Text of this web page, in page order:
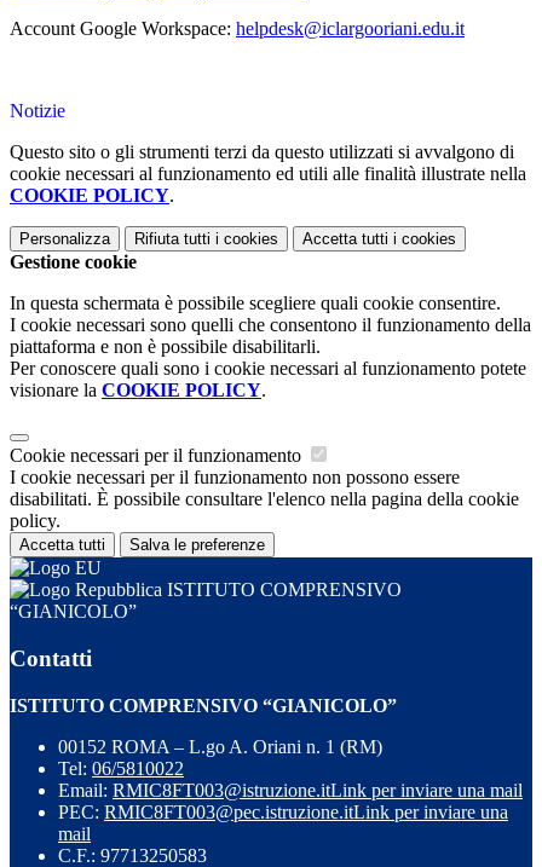
Account Google Workspace: helpdesk@iclargooriani.edu.it
Notizie
Questo sito o gli strumenti terzi da questo utilizzati si avvalgono di
cookie necessari al funzionamento ed utili alle finalità illustrate nella
COOKIE POLICY.
Personalizza Rifiuta tutti i cookies Accetta tutti i cookies
Gestione cookie
In questa schermata è possibile scegliere quali cookie consentire.
I cookie necessari sono quelli che consentono il funzionamento della
piattaforma e non è possibile disabilitarli.
Per conoscere quali sono i cookie necessari al funzionamento potete
visionare la COOKIE POLICY.
Cookie necessari per il funzionamento
I cookie necessari per il funzionamento non possono essere
disabilitati. È possibile consultare l'elenco nella pagina della cookie
policy.
Accetta tutti Salva le preferenze
ISTITUTO COMPRENSIVO
“GIANICOLO”
Contatti
ISTITUTO COMPRENSIVO “GIANICOLO”
00152 ROMA – L.go A. Oriani n. 1 (RM)
Tel: 06/5810022
Email: RMIC8FT003@istruzione.itLink per inviare una mail
PEC: RMIC8FT003@pec.istruzione.itLink per inviare una
mail
C.F.: 97713250583